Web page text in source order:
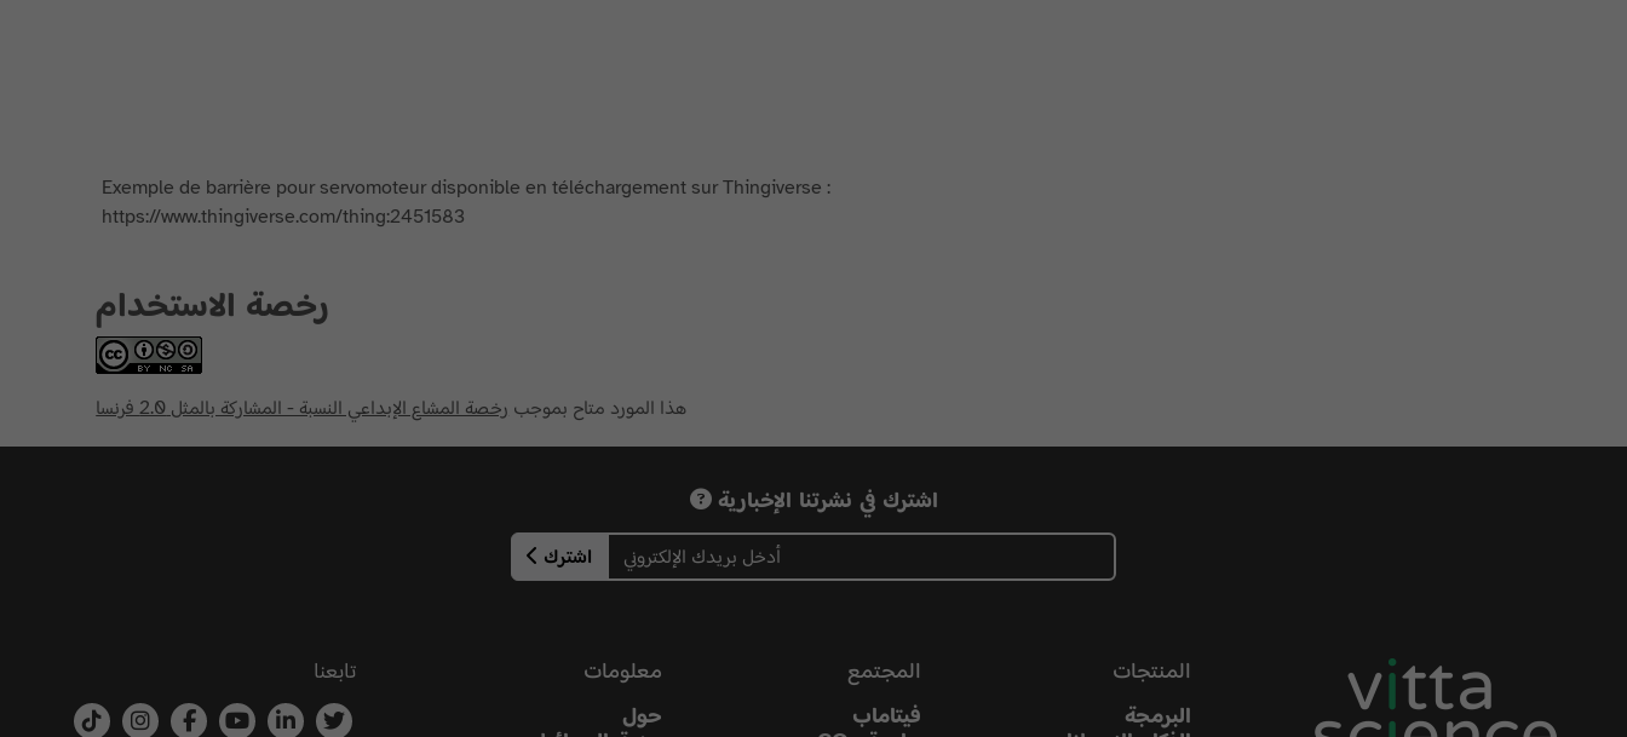
Exemple de barrière pour servomoteur disponible en téléchargement sur Thingiverse :
https://www.thingiverse.com/thing:2451583
رخصة الاستخدام
هذا المورد متاح بموجب رخصة المشاع الإبداعي النسبة - المشاركة بالمثل 2.0 فرنسا
اشترك في نشرتنا الإخبارية
اشترك
المنتجات
البرمجة
المجتمع
فيتاماب
معلومات
حول
تابعنا